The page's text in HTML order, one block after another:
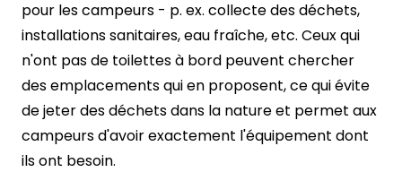
pour les campeurs - p. ex. collecte des déchets,
installations sanitaires, eau fraîche, etc. Ceux qui
n'ont pas de toilettes à bord peuvent chercher
des emplacements qui en proposent, ce qui évite
de jeter des déchets dans la nature et permet aux
campeurs d'avoir exactement l'équipement dont
ils ont besoin.